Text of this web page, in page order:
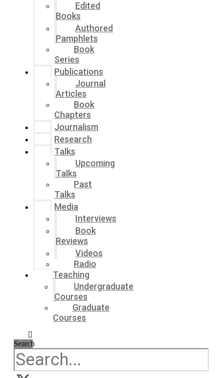
Edited
Books
Authored
Pamphlets
Book
Series
Publications
Journal
Articles
Book
Chapters
Journalism
Research
Talks
Upcoming
Talks
Past
Talks
Media
Interviews
Book
Reviews
Videos
Radio
Teaching
Undergraduate
Courses
Graduate
Courses
Search